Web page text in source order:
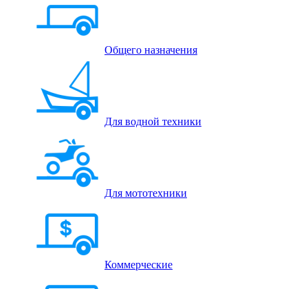
Общего назначения
Для водной техники
Для мототехники
Коммерческие